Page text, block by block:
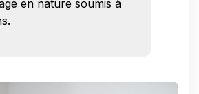
en nature soumis à